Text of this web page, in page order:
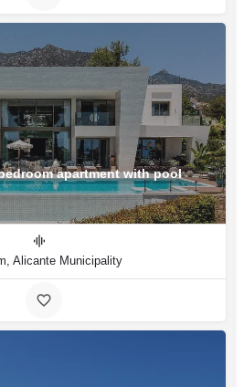
apartment with pool
Alicante Municipality